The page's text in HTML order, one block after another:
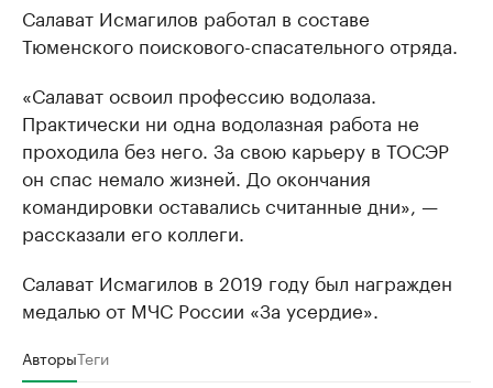
Салават Исмагилов работал в составе
Тюменского поискового-спасательного отряда.
«Салават освоил профессию водолаза.
Практически ни одна водолазная работа не
проходила без него. За свою карьеру в ТОСЭР
он спас немало жизней. До окончания
командировки оставались считанные дни», —
рассказали его коллеги.
Салават Исмагилов в 2019 году был награжден
медалью от МЧС России «За усердие».
АвторыТеги